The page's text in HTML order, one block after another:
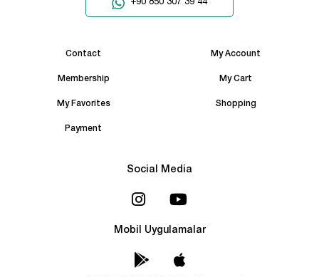
+90 850 307 39 44
Contact My Account
Membership My Cart
My Favorites Shopping
Payment
Social Media
Mobil Uygulamalar